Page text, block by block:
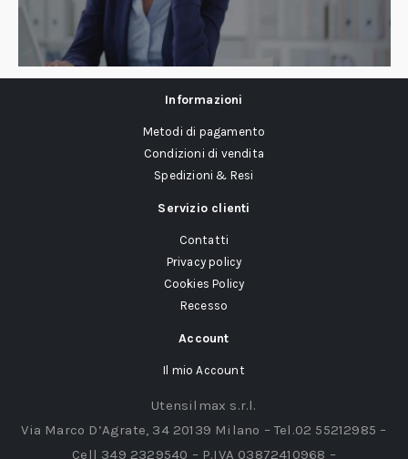
Informazioni
Metodi di pagamento
Condizioni di vendita
Spedizioni & Resi
Servizio clienti
Contatti
Privacy policy
Cookies Policy
Recesso
Account
Il mio Account
Utensilmax s.r.l.
Via Marco D’Agrate, 34 20139 Milano – Tel.02 55212985 –
Cell 349 2329540 – P.IVA 03872410968 –